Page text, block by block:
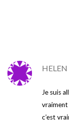
HELEN
Je suis
vraiment
c’est